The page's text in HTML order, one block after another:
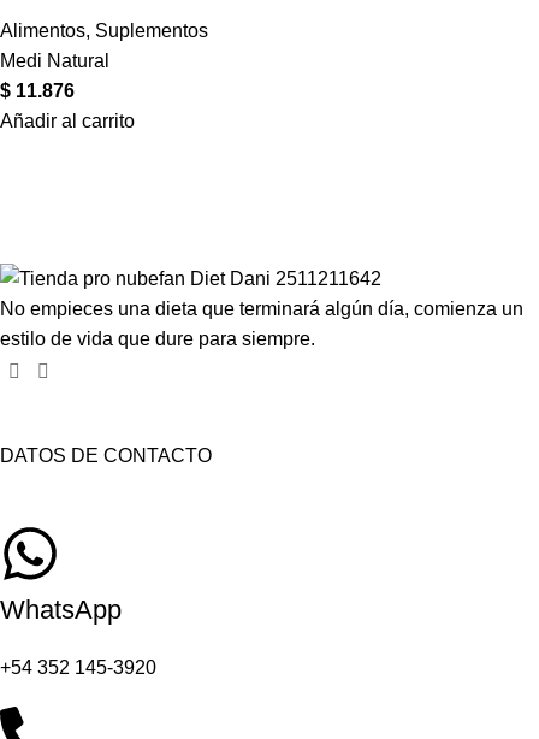
Alimentos, Suplementos
Medi Natural
$ 11.876
Añadir al carrito
No empieces una dieta que terminará algún día, comienza un
estilo de vida que dure para siempre.
DATOS DE CONTACTO
WhatsApp
+54 352 145-3920